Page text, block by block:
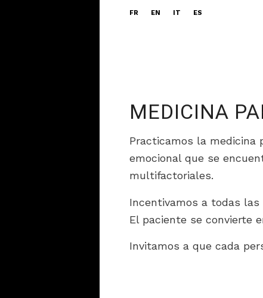
FR EN IT ES
MEDICINA
Practicamos la medicina
emocional que se
multifactoriales.
Incentivamos a todas las
El paciente se convierte
Invitamos a que cada